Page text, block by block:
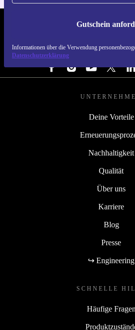
Gutschein
Informationen über die Verwendung
Datenschutzerklärung
REFURBED DEUTSCHLAND
FOLGE UNS
Deine Vorteile
Nachhaltigkeit
Qualität
Über uns
Karriere
Blog
Presse
↪ Engineering
SCHNELLE
Häufige Fragen